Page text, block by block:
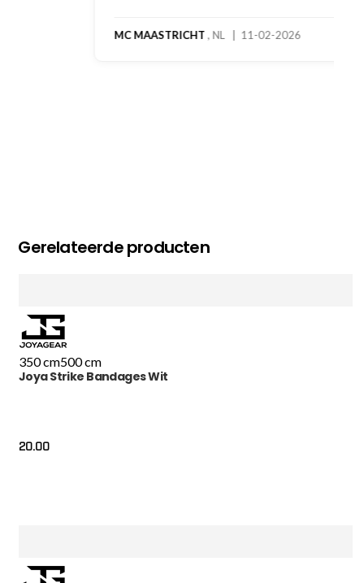
MC MAASTRICHT, NL | 11-02-2026
Gerelateerde producten
350 cm500 cm
Joya Strike Bandages Wit
20.00